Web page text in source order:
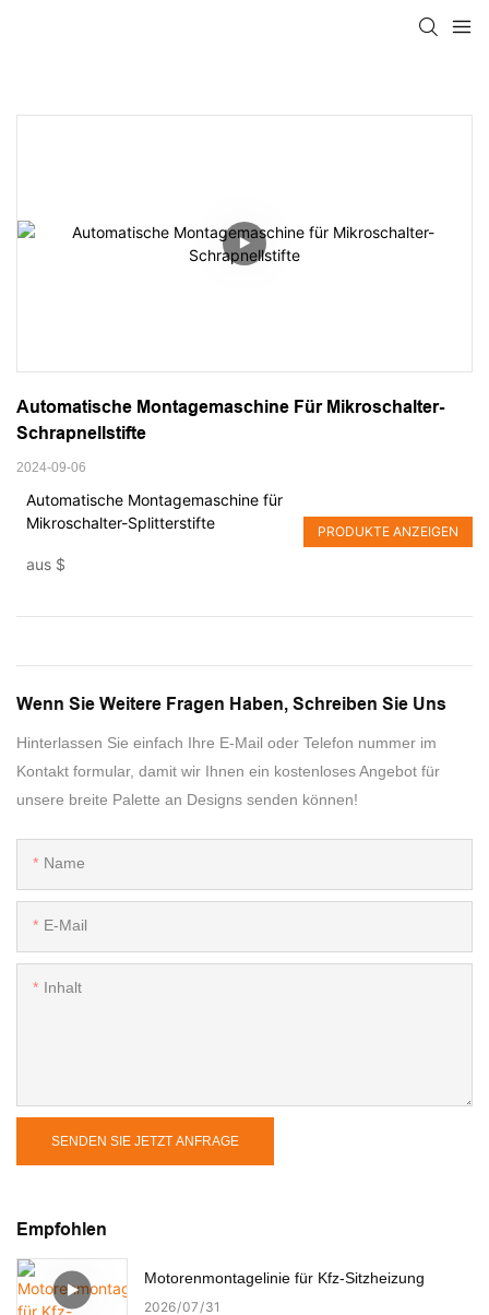
Automatische Montagemaschine Für Mikroschalter-
Schrapnellstifte
2024-09-06
Automatische Montagemaschine für
Mikroschalter-Splitterstifte
aus $
PRODUKTE ANZEIGEN
Wenn Sie Weitere Fragen Haben, Schreiben Sie Uns
Hinterlassen Sie einfach Ihre E-Mail oder Telefon nummer im
Kontakt formular, damit wir Ihnen ein kostenloses Angebot für
unsere breite Palette an Designs senden können!
Name
E-Mail
Inhalt
SENDEN SIE JETZT ANFRAGE
Empfohlen
Motorenmontagelinie für Kfz-Sitzheizung
2026 07 31